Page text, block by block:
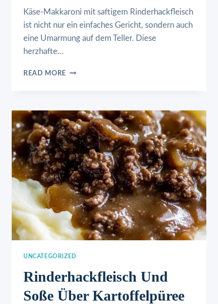
Käse-Makkaroni mit saftigem Rinderhackfleisch
ist nicht nur ein einfaches Gericht, sondern auch
eine Umarmung auf dem Teller. Diese
herzhafte…
READ MORE KÄSE-
RINDERHACKFLEISCH
UNCATEGORIZED
Rinderhackfleisch Und
Soße Über Kartoffelpüree